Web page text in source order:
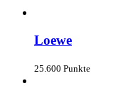
Loewe
25.600 Punkte